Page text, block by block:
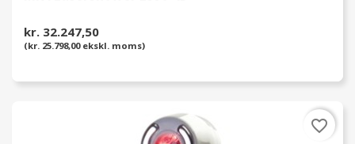
kr. 32.247,50
(kr. 25.798,00 ekskl. moms)
favorite_border